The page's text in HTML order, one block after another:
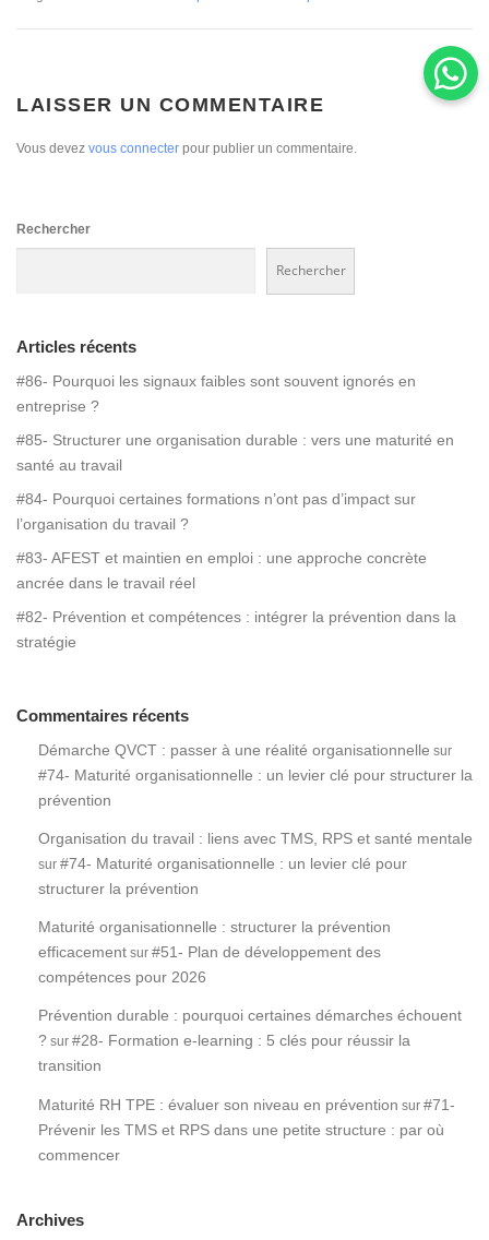
LAISSER UN COMMENTAIRE
Vous devez vous connecter pour publier un commentaire.
Rechercher
Rechercher
Articles récents
#86- Pourquoi les signaux faibles sont souvent ignorés en
entreprise ?
#85- Structurer une organisation durable : vers une maturité en
santé au travail
#84- Pourquoi certaines formations n’ont pas d’impact sur
l’organisation du travail ?
#83- AFEST et maintien en emploi : une approche concrète
ancrée dans le travail réel
#82- Prévention et compétences : intégrer la prévention dans la
stratégie
Commentaires récents
Démarche QVCT : passer à une réalité organisationnelle sur
#74- Maturité organisationnelle : un levier clé pour structurer la
prévention
Organisation du travail : liens avec TMS, RPS et santé mentale
sur #74- Maturité organisationnelle : un levier clé pour
structurer la prévention
Maturité organisationnelle : structurer la prévention
efficacement sur #51- Plan de développement des
compétences pour 2026
Prévention durable : pourquoi certaines démarches échouent
? sur #28- Formation e-learning : 5 clés pour réussir la
transition
Maturité RH TPE : évaluer son niveau en prévention sur #71-
Prévenir les TMS et RPS dans une petite structure : par où
commencer
Archives